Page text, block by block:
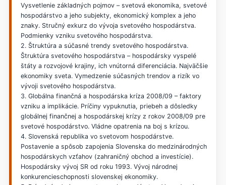
Vysvetlenie základných pojmov – svetová ekonomika, svetové
hospodárstvo a jeho subjekty, ekonomický komplex a jeho
znaky. Stručný exkurz do vývoja svetového hospodárstva.
Podmienky vzniku svetového hospodárstva.
2. Štruktúra a súčasné trendy svetového hospodárstva.
Štruktúra svetového hospodárstva – hospodársky vyspelé
štáty a rozvojové krajiny, ich vnútorná diferenciácia. Najväčšie
ekonomiky sveta. Vymedzenie súčasných trendov a rizík vo
vývoji svetového hospodárstva.
3. Globálna finančná a hospodárska kríza 2008/09 – faktory
vzniku a implikácie. Príčiny vypuknutia, priebeh a dôsledky
globálnej finančnej a hospodárskej krízy z rokov 2008/09 pre
svetové hospodárstvo. Vládne opatrenia na boj s krízou.
4. Slovenská republika vo svetovom hospodárstve.
Postavenie a spôsob zapojenia Slovenska do medzinárodných
hospodárskych vzťahov (zahraničný obchod a investície).
Hospodársky vývoj SR od roku 1993. Vývoj národnej
konkurencieschopnosti slovenskej ekonomiky.